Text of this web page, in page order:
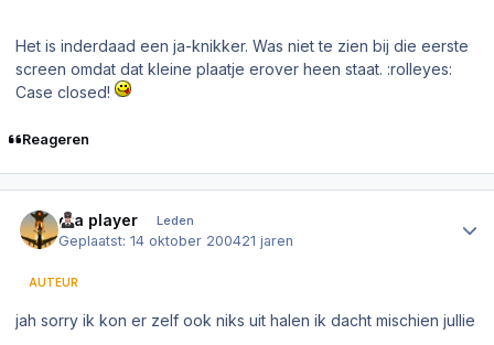
Het is inderdaad een ja-knikker. Was niet te zien bij die eerste
screen omdat dat kleine plaatje erover heen staat. :rolleyes:
Case closed!
Reageren
gta player Leden
Geplaatst:14 oktober 200421 jaren
AUTEUR
jah sorry ik kon er zelf ook niks uit halen ik dacht mischien jullie